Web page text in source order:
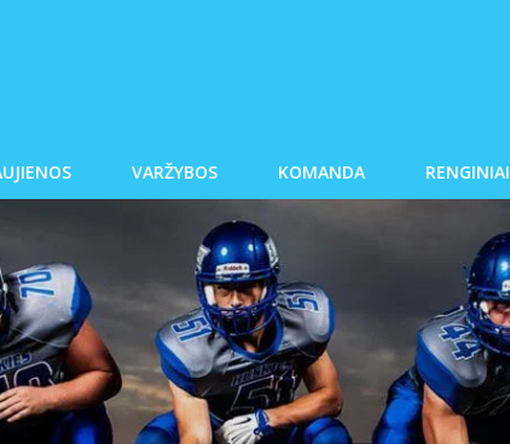
VARŽYBOS KOMANDA RENGINIAI